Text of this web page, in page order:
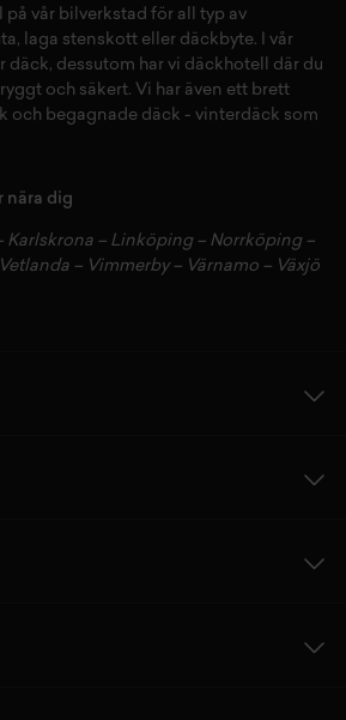
på vår bilverkstad för all typ av
laga stenskott eller däckbyte. I vår
däck, dessutom har vi däckhotell där du
och säkert. Vi har även ett brett
och begagnade däck - vinterdäck som
nära dig
Karlskrona – Linköping– Norrköping–
Vetlanda – Vimmerby– Värnamo – Växjö